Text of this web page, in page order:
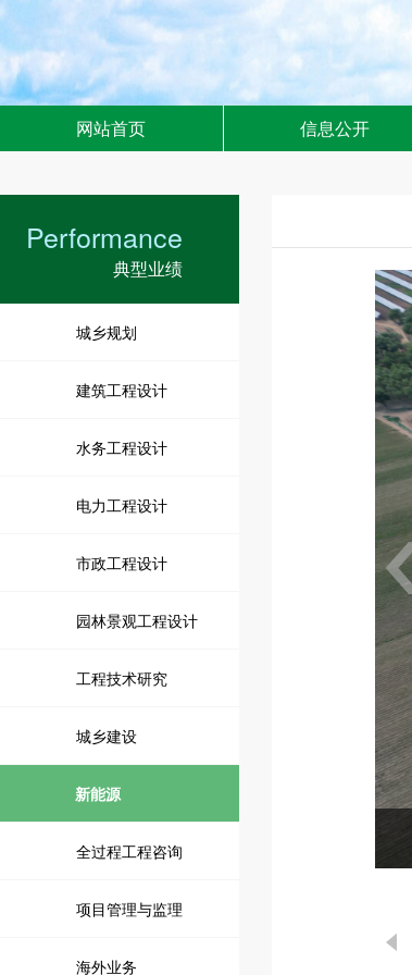
网站首页 信息公开
Performance
典型业绩
城乡规划
建筑工程设计
水务工程设计
电力工程设计
市政工程设计
园林景观工程设计
工程技术研究
城乡建设
新能源
全过程工程咨询
项目管理与监理
海外业务